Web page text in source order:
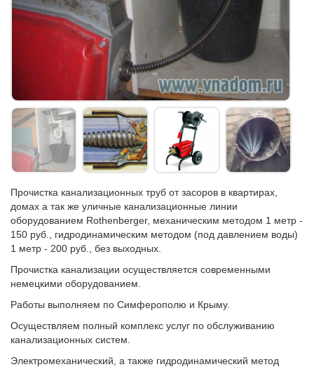
Прочистка канализационных труб от засоров в квартирах,
домах а так же уличные канализационные линии
оборудованием Rothenberger, механическим методом 1 метр -
150 руб., гидродинамическим методом (под давлением воды)
1 метр - 200 руб., без выходных.
Прочистка канализации осуществляется современными
немецкими оборудованием.
Работы выполняем по Симферополю и Крыму.
Осуществляем полный комплекс услуг по обслуживанию
канализационных систем.
Электромеханический, а также гидродинамический метод